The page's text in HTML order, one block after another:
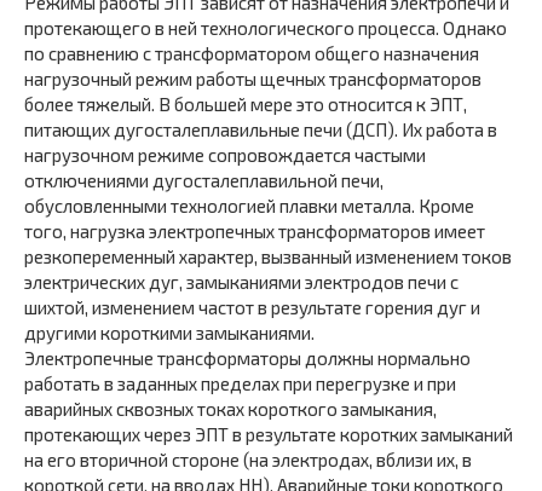
протекающего в ней технологического процесса. Однако
по сравнению с трансформатором общего назначения
нагрузочный режим работы щечных трансформаторов
более тяжелый. В большей мере это относится к ЭПТ,
питающих дугосталеплавильные печи (ДСП). Их работа в
нагрузочном режиме сопровождается частыми
отключениями дугосталеплавильной печи,
обусловленными технологией плавки металла. Кроме
того, нагрузка электропечных трансформаторов имеет
резкопеременный характер, вызванный изменением токов
электрических дуг, замыканиями электродов печи с
шихтой, изменением частот в результате горения дуг и
другими короткими замыканиями.
Электропечные трансформаторы должны нормально
работать в заданных пределах при перегрузке и при
аварийных сквозных токах короткого замыкания,
протекающих через ЭПТ в результате коротких замыканий
на его вторичной стороне (на электродах, вблизи их, в
короткой сети, на вводах НН). Аварийные токи короткого